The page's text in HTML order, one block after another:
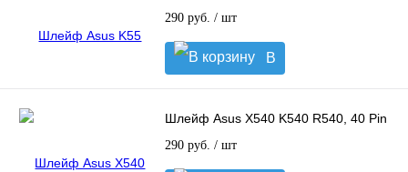
290 руб. / шт
В
корзину
Шлейф Asus X540 K540 R540, 40 Pin
290 руб. / шт